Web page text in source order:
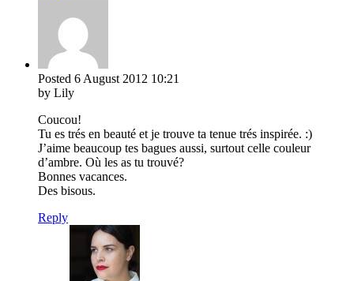
Posted 6 August 2012 10:21
by Lily
Coucou!
Tu es trés en beauté et je trouve ta tenue trés inspirée. :)
J’aime beaucoup tes bagues aussi, surtout celle couleur
d’ambre. Où les as tu trouvé?
Bonnes vacances.
Des bisous.
Reply